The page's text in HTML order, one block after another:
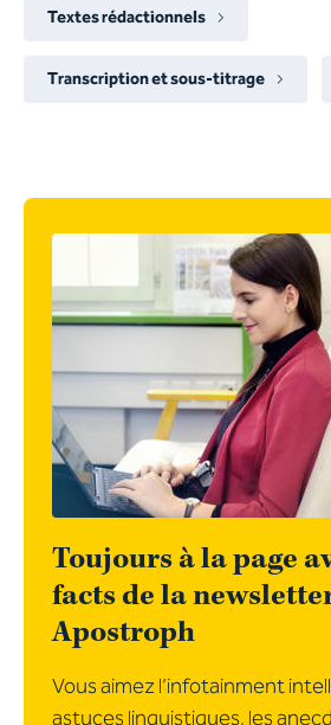
Textes rédactionnels
Transcription et sous-titrage
Toujours à la page
facts de la
Apostroph
Vous aimez l’infotainment
astuces linguistiques, les